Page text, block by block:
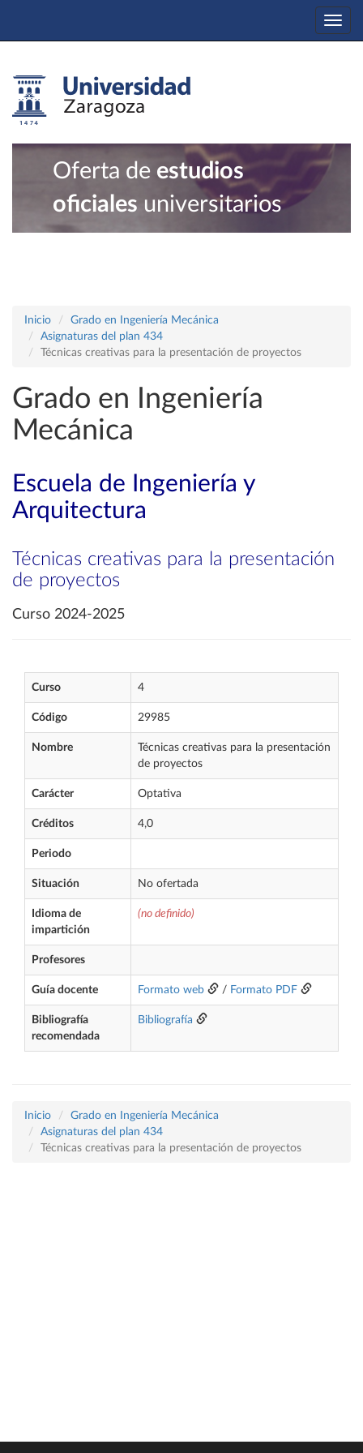
Oferta de estudios
oficiales universitarios
Inicio
Grado en Ingeniería Mecánica
Asignaturas del plan 434
Técnicas creativas para la presentación de proyectos
Grado en Ingeniería
Mecánica
Escuela de Ingeniería y
Arquitectura
Técnicas creativas para la presentación
de proyectos
Curso 2024-2025
Curso 4
Código 29985
Nombre
Técnicas creativas para la presentación
de proyectos
Carácter Optativa
Créditos 4,0
Periodo
Situación No ofertada
Idioma de
impartición
(no definido)
Profesores
Guía docente Formato web / Formato PDF
Bibliografía
recomendada
Bibliografía
Inicio
Grado en Ingeniería Mecánica
Asignaturas del plan 434
Técnicas creativas para la presentación de proyectos